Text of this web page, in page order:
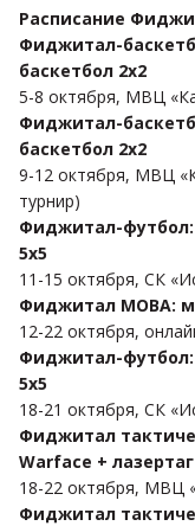
Расписание
Фиджитал-
баскетбол 2х2
5-8 октября, МВЦ
Фиджитал-
баскетбол 2х2
9-12 октября, МВЦ
турнир)
Фиджитал-
5х5
11-15 октября, СК
Фиджитал MOBA:
12-22 октября,
Фиджитал-
5х5
18-21 октября, СК
Фиджитал
Warface + лазертаг
18-22 октября, МВЦ
Фиджитал